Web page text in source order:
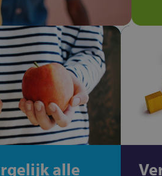
alle